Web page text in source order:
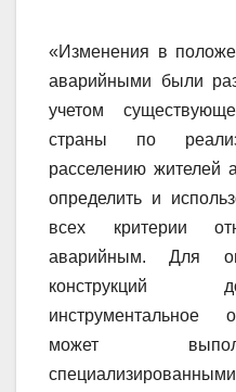
«Изменения в
аварийными были
учетом
страны по
расселению жителей
определить и
всех критерии
аварийным. Для
конструкций
инструментальное
может